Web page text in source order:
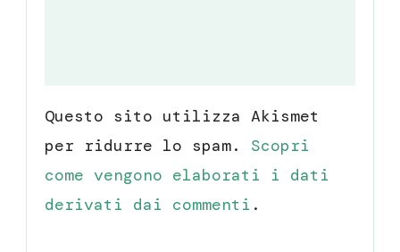
Questo sito utilizza Akismet
per ridurre lo spam. Scopri
come vengono elaborati i dati
derivati dai commenti .